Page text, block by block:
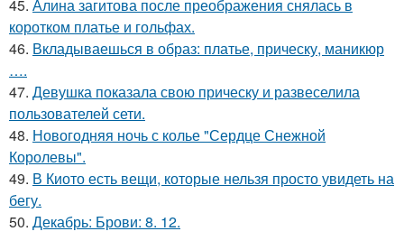
45. Алина загитова после преображения снялась в
коротком платье и гольфах.
46. Вкладываешься в образ: платье, прическу, маникюр
….
47. Девушка показала свою прическу и развеселила
пользователей сети.
48. Новогодняя ночь с колье "Сердце Снежной
Королевы".
49. В Киото есть вещи, которые нельзя просто увидеть на
бегу.
50. Декабрь: Брови: 8. 12.